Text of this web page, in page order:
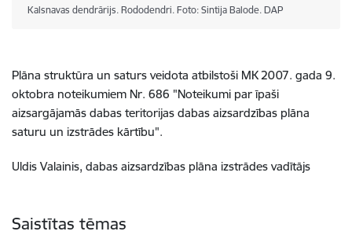
Kalsnavas dendrārijs. Rododendri. Foto: Sintija Balode. DAP
Plāna struktūra un saturs veidota atbilstoši MK 2007. gada 9.
oktobra noteikumiem Nr. 686 "Noteikumi par īpaši
aizsargājamās dabas teritorijas dabas aizsardzības plāna
saturu un izstrādes kārtību".
Uldis Valainis, dabas aizsardzības plāna izstrādes vadītājs
Saistītas tēmas